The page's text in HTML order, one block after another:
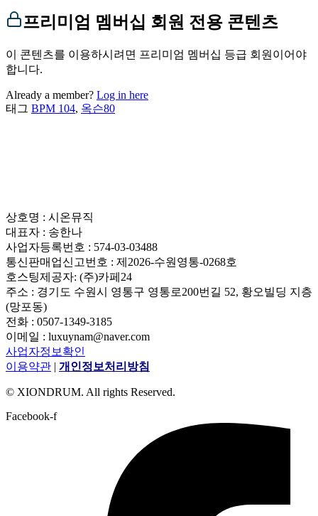
프리미엄 멤버십 회원 전용 콘텐츠
이 콘텐츠를 이용하시려면 프리미엄 멤버십 등급 회원이어야
합니다.
Already a member? Log in here
태그 BPM 104, 옥슨80
상호명 : 시온뮤직
대표자 : 송한나
사업자등록번호 : 574-03-03488
통신판매업신고번호 : 제2026-수원영통-0268호
호스팅제공자: (주)카페24
주소 : 경기도 수원시 영통구 영통로200번길 52, 황오빌딩 지층
(망포동)
전화 : 0507-1349-3185
이메일 : luxuynam@naver.com
사업자정보확인
이용약관 | 개인정보처리방침
© XIONDRUM. All rights Reserved.
Facebook-f